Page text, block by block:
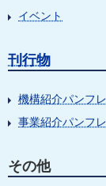
イベント
刊行物
機構紹介パンフ
事業紹介パンフ
その他